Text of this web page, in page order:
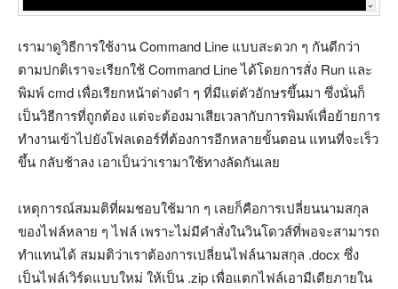
เรามาดูวิธีการใช้งาน Command Line แบบสะดวก ๆ กันดีกว่า
ตามปกติเราจะเรียกใช้ Command Line ได้โดยการสั่ง Run และ
พิมพ์ cmd เพื่อเรียกหน้าต่างดำ ๆ ที่มีแต่ตัวอักษรขึ้นมา ซึ่งนั่นก็
เป็นวิธีการที่ถูกต้อง แต่จะต้องมาเสียเวลากับการพิมพ์เพื่อย้ายการ
ทำงานเข้าไปยังโฟลเดอร์ที่ต้องการอีกหลายขั้นตอน แทนที่จะเร็ว
ขึ้น กลับช้าลง เอาเป็นว่าเรามาใช้ทางลัดกันเลย
เหตุการณ์สมมติที่ผมชอบใช้มาก ๆ เลยก็คือการเปลี่ยนนามสกุล
ของไฟล์หลาย ๆ ไฟล์ เพราะไม่มีคำสั่งในวินโดวส์ที่พอจะสามารถ
ทำแทนได้ สมมติว่าเราต้องการเปลี่ยนไฟล์นามสกุล .docx ซึ่ง
เป็นไฟล์เวิร์ดแบบใหม่ ให้เป็น .zip เพื่อแตกไฟล์เอามีเดียภายใน